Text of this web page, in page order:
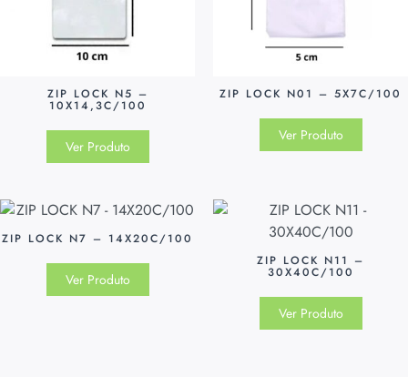
ZIP LOCK N5 –
10X14,3C/100
Ver Produto
ZIP LOCK N01 – 5X7C/100
Ver Produto
ZIP LOCK N7 – 14X20C/100
Ver Produto
ZIP LOCK N11 –
30X40C/100
Ver Produto